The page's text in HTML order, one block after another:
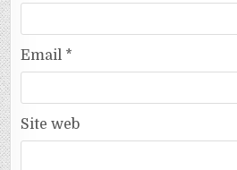
Email *
Site web